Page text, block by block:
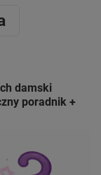
to
damski
poradnik +